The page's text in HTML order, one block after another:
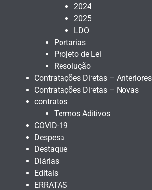
2024
2025
LDO
Portarias
Projeto de Lei
Resolução
Contratações Diretas – Anteriores
Contratações Diretas – Novas
contratos
Termos Aditivos
COVID-19
Despesa
Destaque
Diárias
Editais
ERRATAS